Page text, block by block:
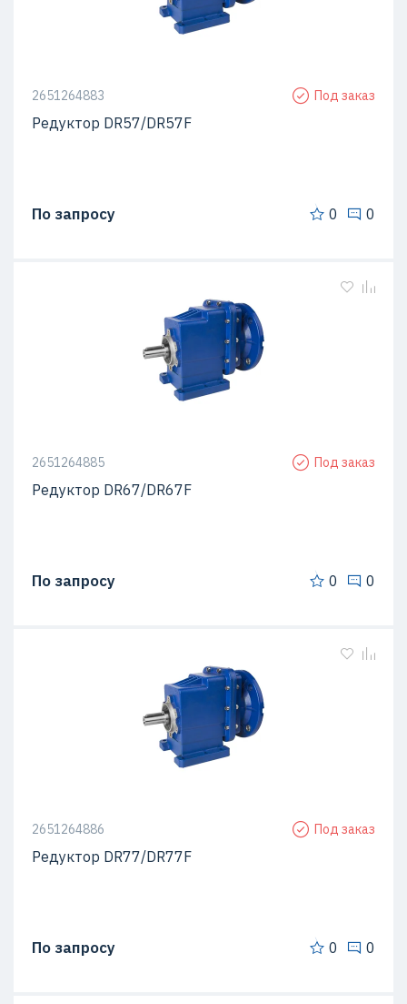
2651264883 Под заказ
Редуктор DR57/DR57F
По запросу 0 0
2651264885 Под заказ
Редуктор DR67/DR67F
По запросу 0 0
2651264886 Под заказ
Редуктор DR77/DR77F
По запросу 0 0